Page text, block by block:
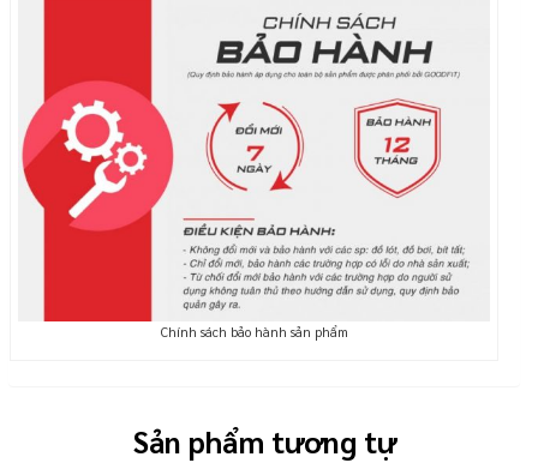
Chính sách bảo hành sản phẩm
Sản phẩm tương tự